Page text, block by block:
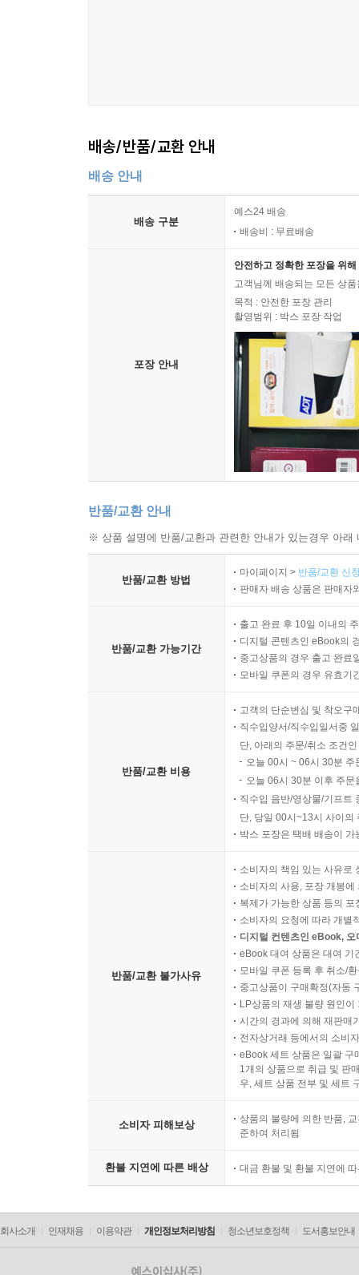
배송/반품/교환 안내
배송 안내
배송 구분
예스24 배송
배송비 : 무료배송
포장 안내
안전하고 정확한 포장을 위
고객님께 배송되는 모든 상
목적 : 안전한 포장 관리
촬영범위 : 박스 포장 작업
반품/교환 안내
※ 상품 설명에 반품/교환과 관련한 안내가 있는경우 아
반품/교환 방법
마이페이지 > 반품/교환 신
판매자 배송 상품은 판매자
반품/교환 가능기간
출고 완료 후 10일 이내의
디지털 콘텐츠인 eBook의
중고상품의 경우 출고 완료
모바일 쿠폰의 경우 유효기
반품/교환 비용
고객의 단순변심 및 착오구
직수입양서/직수입일서중
단, 아래의 주문/취소 조건
오늘 00시 ~ 06시 30분
오늘 06시 30분 이후 주
직수입 음반/영상물/기프트
단, 당일 00시~13시 사이의
박스 포장은 택배 배송이
반품/교환 불가사유
소비자의 책임 있는 사유로
소비자의 사용, 포장 개봉
복제가 가능한 상품 등의
소비자의 요청에 따라 개별
디지털 컨텐츠인 eBook,
eBook 대여 상품은 대여 기
모바일 쿠폰 등록 후 취소/
중고상품이 구매확정(자동
LP상품의 재생 불량 원인
시간의 경과에 의해 재판매
전자상거래 등에서의 소비
eBook 세트 상품은 일괄 구
1개의 상품으로 취급 및 판
우, 세트 상품 전부 및 세트
소비자 피해보상
상품의 불량에 의한 반품,
준하여 처리됨
환불 지연에 따른 배상 대금 환불 및 환불 지연에
회사소개 인재채용 이용약관 개인정보처리방침 청소년보호정책 도서홍보안내